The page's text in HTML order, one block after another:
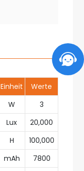
Einheit
Werte
W
3
Lux
20,000
H
100,000
mAh
7800